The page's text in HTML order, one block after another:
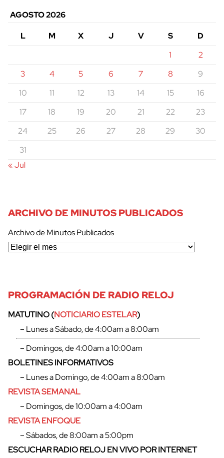
cerrar
AGOSTO 2026
L
M X J V S
D
1
2
3
4 5 6 7 8
9
10
11 12 13 14 15
16
17
18 19 20 21 22
23
24
25 26 27 28 29
30
31
« Jul
ARCHIVO DE MINUTOS PUBLICADOS
Archivo de Minutos Publicados
PROGRAMACIÓN DE RADIO RELOJ
MATUTINO (NOTICIARIO ESTELAR)
– Lunes a Sábado, de 4:00am a 8:00am
– Domingos, de 4:00am a 10:00am
BOLETINES INFORMATIVOS
– Lunes a Domingo, de 4:00am a 8:00am
REVISTA SEMANAL
– Domingos, de 10:00am a 4:00am
REVISTA ENFOQUE
– Sábados, de 8:00am a 5:00pm
ESCUCHAR RADIO RELOJ EN VIVO POR INTERNET